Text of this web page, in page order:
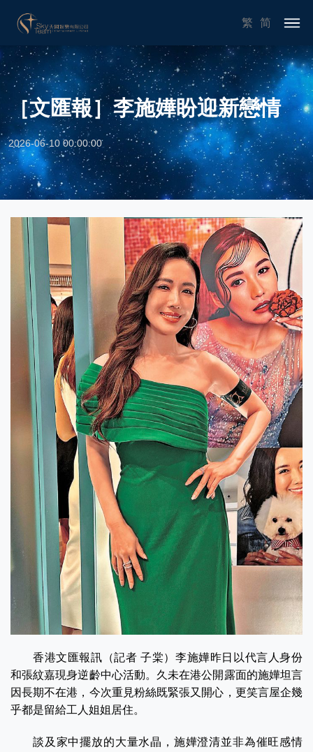
繁 简
［文匯報］李施嬅盼迎新戀情
2026-06-10 00:00:00
香港文匯報訊（記者 子棠）李施嬅昨日以代言人身份
和張紋嘉現身逆齡中心活動。久未在港公開露面的施嬅坦言
因長期不在港，今次重見粉絲既緊張又開心，更笑言屋企幾
乎都是留給工人姐姐居住。
談及家中擺放的大量水晶，施嬅澄清並非為催旺感情